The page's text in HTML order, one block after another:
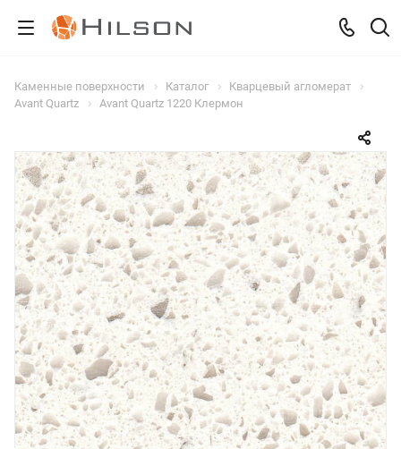
Каменные поверхности Каталог
Кварцевый агломерат
Avant Quartz
Avant Quartz 1220 Клермон